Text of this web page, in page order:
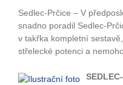
Sedlec-Prčice – V
snadno poradil Sedlec-
v takřka kompletní
střelecké potenci a